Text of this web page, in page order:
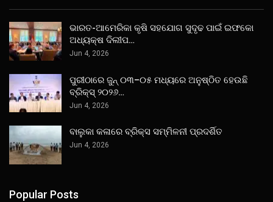
ଭାରତ-ଆମେରିକା କୃଷି ସହଯୋଗ ସୁଦୃଢ ପାଇଁ ଇଫକୋ
ଅଧ୍ୟକ୍ଷ ଦିଲୀପ…
Jun 4, 2026
ପୁରୀଠାରେ ଜୁନ୍ ୦୩–୦୫ ମଧ୍ୟରେ ଅନୁଷ୍ଠିତ ହେଉଛି
ବ୍ରିକ୍ସ୍ ୨୦୨୬…
Jun 4, 2026
ବାଲୁକା କଳାରେ ବ୍ରିକ୍ସ ସମ୍ମିଳନୀ ପ୍ରଦର୍ଶିତ
Jun 4, 2026
Popular Posts